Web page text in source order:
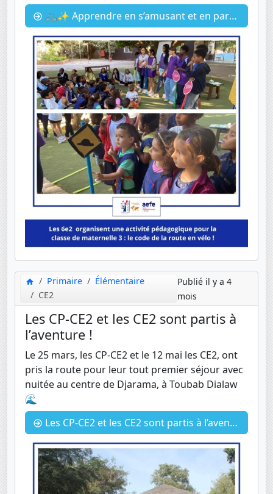
🚲✨ Apprendre en s’amusant et en partageant ! ✨🚲 le code le route avec les 6emes
Primaire
Élémentaire
CE2
Publié il y a 4
mois
Les CP-CE2 et les CE2 sont partis à
l’aventure !
Le 25 mars, les CP-CE2 et le 12 mai les CE2, ont
pris la route pour leur tout premier séjour avec
nuitée au centre de Djarama, à Toubab Dialaw
🌊
Les CP-CE2 et les CE2 sont partis à l’aventure !